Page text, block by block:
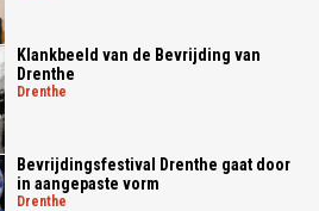
Klankbeeld van de Bevrijding van
Drenthe
drenthe
Bevrijdingsfestival Drenthe gaat door
in aangepaste vorm
drenthe